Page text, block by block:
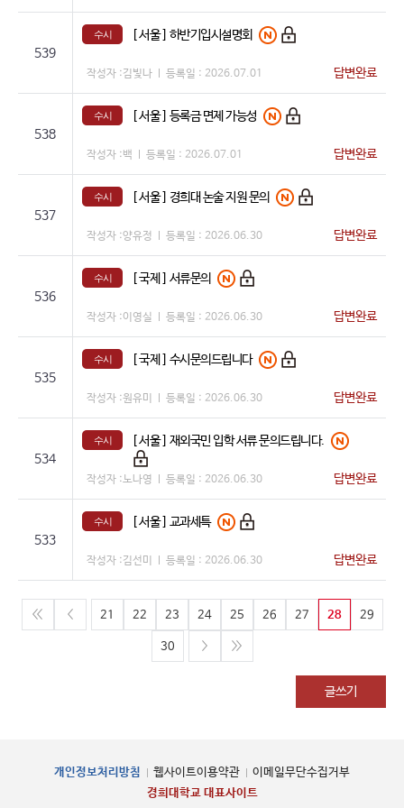
539
수시 [ 서울 ] 하반기입시설명회
답변완료
작성자 :김빛나 등록일 : 2026.07.01
538
수시 [ 서울 ] 등록금 면제 가능성
답변완료
작성자 :백 등록일 : 2026.07.01
537
수시 [ 서울 ] 경희대 논술 지원 문의
답변완료
작성자 :양유정 등록일 : 2026.06.30
536
수시 [ 국제 ] 서류문의
답변완료
작성자 :이영실 등록일 : 2026.06.30
535
수시 [ 국제 ] 수시문의드립니다
답변완료
작성자 :원유미 등록일 : 2026.06.30
534
수시 [ 서울 ] 재외국민 입학 서류 문의드립니다.
답변완료
작성자 :노나영 등록일 : 2026.06.30
533
수시 [ 서울 ] 교과세특
답변완료
작성자 :김선미 등록일 : 2026.06.30
21 22 23 24 25 26 27 28 29
30
글쓰기
개인정보처리방침 웹사이트이용약관
이메일무단수집거부
경희대학교 대표사이트